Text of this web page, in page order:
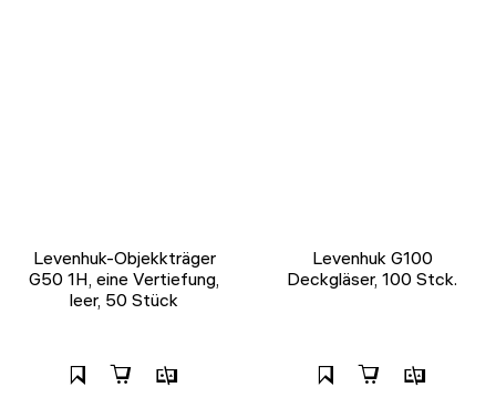
Levenhuk-Objekkträger
G50 1H, eine Vertiefung,
leer, 50 Stück
Levenhuk G100
Deckgläser, 100 Stck.